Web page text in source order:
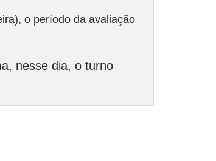
o período da avaliação
nesse dia, o turno